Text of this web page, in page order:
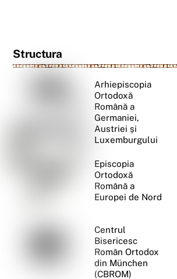
Structura
Arhiepiscopia
Ortodoxă
Română a
Germaniei,
Austriei și
Luxemburgului
Episcopia
Ortodoxă
Română a
Europei de Nord
Centrul
Bisericesc
Român Ortodox
din München
(CBROM)